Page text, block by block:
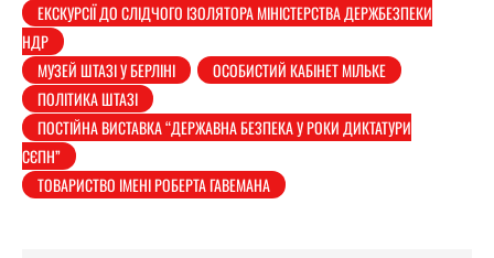
ЕКСКУРСІЇ ДО СЛІДЧОГО ІЗОЛЯТОРА МІНІСТЕРСТВА ДЕРЖБЕЗПЕКИ
НДР
МУЗЕЙ ШТАЗІ У БЕРЛІНІ
ОСОБИСТИЙ КАБІНЕТ МІЛЬКЕ
ПОЛІТИКА ШТАЗІ
ПОСТІЙНА ВИСТАВКА “ДЕРЖАВНА БЕЗПЕКА У РОКИ ДИКТАТУРИ
СЄПН”
ТОВАРИСТВО ІМЕНІ РОБЕРТА ГАВЕМАНА